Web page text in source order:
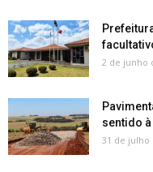
2 de junho
sentido
31 de julho